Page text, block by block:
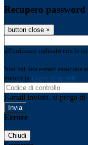
Recupero password
button close ×
all'indirizzo indicato con le
Non hai una e-mail associata
tramite la Login Spaggiari
E-mail inviata, si prega di
Errore
Chiudi